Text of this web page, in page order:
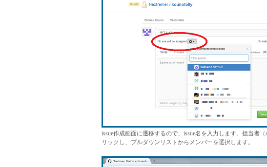
issue作成画面に遷移するので、issue名を入力します。担当者
リックし、プルダウンリストからメンバーを選択します。